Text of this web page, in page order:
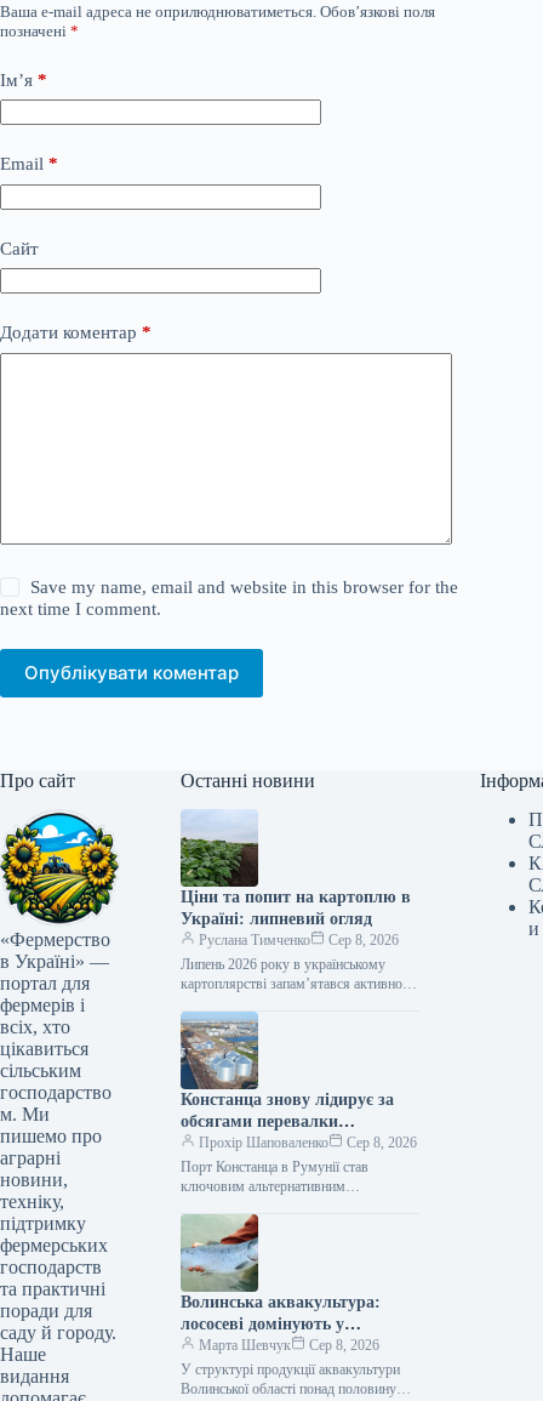
Ваша e-mail адреса не оприлюднюватиметься. Обов’язкові поля
позначені *
Ім’я *
Email *
Сайт
Додати коментар *
Save my name, email and website in this browser for the
next time I comment.
Опублікувати коментар
Про сайт
«Фермерство
в Україні» —
портал для
фермерів і
всіх, хто
цікавиться
сільським
господарство
м. Ми
пишемо про
аграрні
новини,
техніку,
підтримку
фермерських
господарств
та практичні
поради для
саду й городу.
Наше
видання
Останні новини
Ціни та попит на картоплю в
Україні: липневий огляд
Руслана Тимченко
Сер 8, 2026
Липень 2026 року в українському
картоплярстві запам’ятався активною
презентацією першого
загальнонаціонального дослідження
споживання картоплі, сезонним
зниженням…
Констанца знову лідирує за
обсягами перевалки
українських вантажів
Прохір Шаповаленко
Сер 8, 2026
Порт Констанца в Румунії став
ключовим альтернативним
агроекспорту. Розвиток цього
маршруту, розширення логістичних
потужностей та підтримка…
Волинська аквакультура:
лососеві домінують у
продукції
Марта Шевчук
Сер 8, 2026
У структурі продукції аквакультури
Волинської області понад половину
и